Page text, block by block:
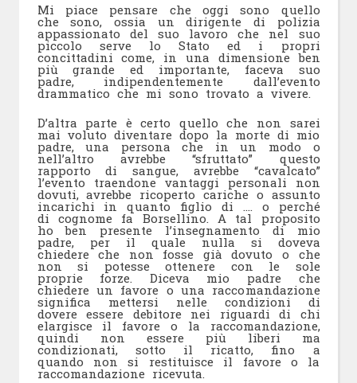
Mi piace pensare che oggi sono quello
che sono, ossia un dirigente di polizia
appassionato del suo lavoro che nel suo
piccolo serve lo Stato ed i propri
concittadini come, in una dimensione ben
più grande ed importante, faceva suo
padre, indipendentemente dall’evento
drammatico che mi sono trovato a vivere.
D’altra parte è certo quello che non sarei
mai voluto diventare dopo la morte di mio
padre, una persona che in un modo o
nell’altro avrebbe “sfruttato” questo
rapporto di sangue, avrebbe “cavalcato”
l’evento traendone vantaggi personali non
dovuti, avrebbe ricoperto cariche o assunto
incarichi in quanto figlio di …. o perché
di cognome fa Borsellino. A tal proposito
ho ben presente l’insegnamento di mio
padre, per il quale nulla si doveva
chiedere che non fosse già dovuto o che
non si potesse ottenere con le sole
proprie forze. Diceva mio padre che
chiedere un favore o una raccomandazione
significa mettersi nelle condizioni di
dovere essere debitore nei riguardi di chi
elargisce il favore o la raccomandazione,
quindi non essere più liberi ma
condizionati, sotto il ricatto, fino a
quando non si restituisce il favore o la
raccomandazione ricevuta.